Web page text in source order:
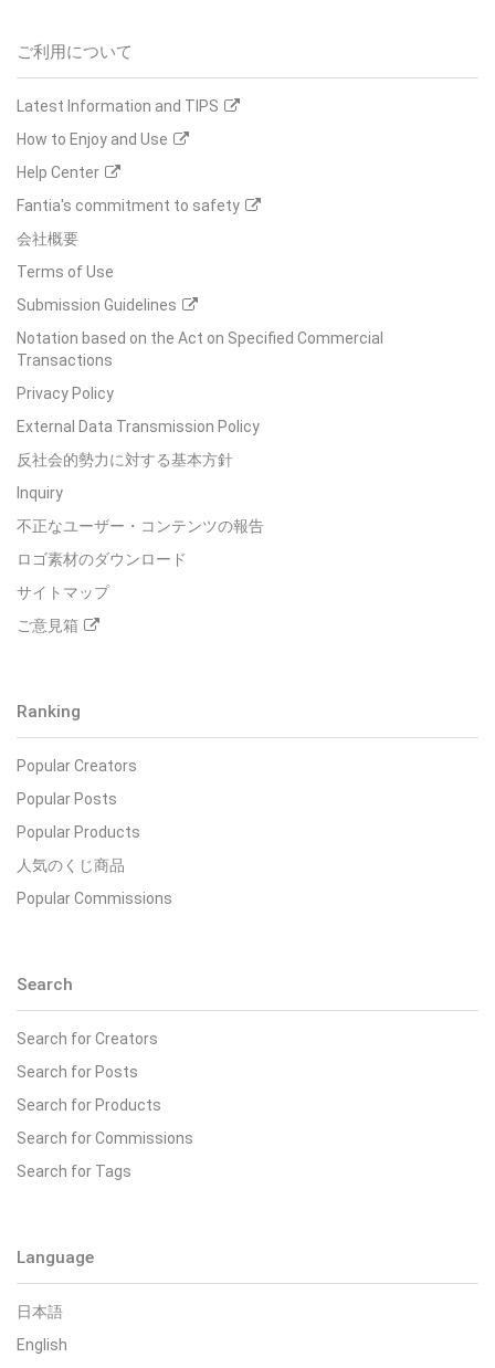
ご利用について
Latest Information and TIPS
How to Enjoy and Use
Help Center
Fantia's commitment to safety
会社概要
Terms of Use
Submission Guidelines
Notation based on the Act on Specified Commercial
Transactions
Privacy Policy
External Data Transmission Policy
反社会的勢力に対する基本方針
Inquiry
不正なユーザー・コンテンツの報告
ロゴ素材のダウンロード
サイトマップ
ご意見箱
Ranking
Popular Creators
Popular Posts
Popular Products
人気のくじ商品
Popular Commissions
Search
Search for Creators
Search for Posts
Search for Products
Search for Commissions
Search for Tags
Language
日本語
English